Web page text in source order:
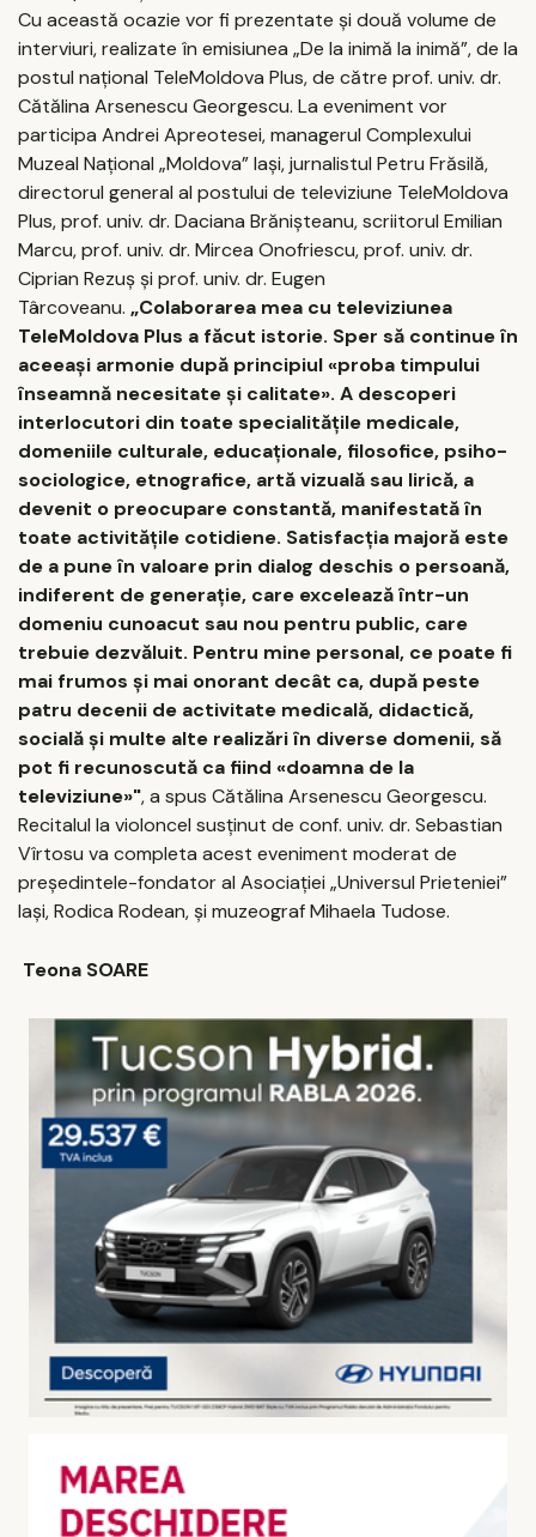
Cu această ocazie vor fi prezentate și două volume de
interviuri, realizate în emisiunea „De la inimă la inimă”, de la
postul național TeleMoldova Plus, de către prof. univ. dr.
Cătălina Arsenescu Georgescu. La eveniment vor
participa Andrei Apreotesei, managerul Complexului
Muzeal Național „Moldova” Iași, jurnalistul Petru Frăsilă,
directorul general al postului de televiziune TeleMoldova
Plus, prof. univ. dr. Daciana Brănișteanu, scriitorul Emilian
Marcu, prof. univ. dr. Mircea Onofriescu, prof. univ. dr.
Ciprian Rezuș și prof. univ. dr. Eugen
Târcoveanu. „Colaborarea mea cu televiziunea
TeleMoldova Plus a făcut istorie. Sper să continue în
aceeași armonie după principiul «proba timpului
înseamnă necesitate și calitate». A descoperi
interlocutori din toate specialitățile medicale,
domeniile culturale, educaționale, filosofice, psiho-
sociologice, etnografice, artă vizuală sau lirică, a
devenit o preocupare constantă, manifestată în
toate activitățile cotidiene. Satisfacția majoră este
de a pune în valoare prin dialog deschis o persoană,
indiferent de generație, care excelează într-un
domeniu cunoacut sau nou pentru public, care
trebuie dezvăluit. Pentru mine personal, ce poate fi
mai frumos și mai onorant decât ca, după peste
patru decenii de activitate medicală, didactică,
socială și multe alte realizări în diverse domenii, să
pot fi recunoscută ca fiind «doamna de la
televiziune»", a spus Cătălina Arsenescu Georgescu.
Recitalul la violoncel susținut de conf. univ. dr. Sebastian
Vîrtosu va completa acest eveniment moderat de
președintele-fondator al Asociației „Universul Prieteniei”
Iași, Rodica Rodean, și muzeograf Mihaela Tudose.
Teona SOARE